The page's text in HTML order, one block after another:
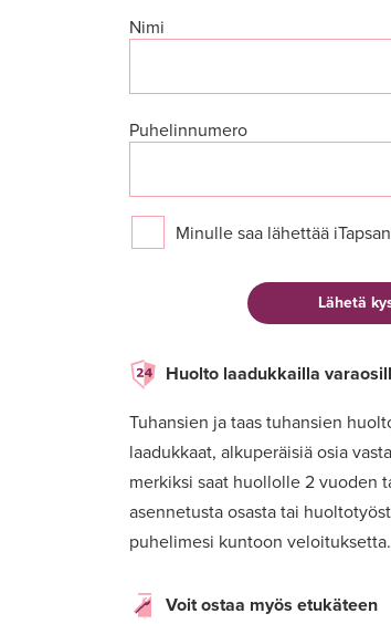
Nimi
Puhelinnumero
Minulle saa lähettää
Huolto laadukkailla
Tuhansien ja taas tuhansien
laadukkaat, alkuperäisiä osia
merkiksi saat huollolle 2 vuoden
asennetusta osasta tai
puhelimesi kuntoon veloituksetta.
Voit ostaa myös etukäteen